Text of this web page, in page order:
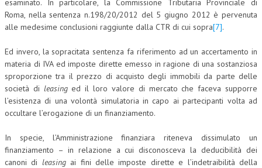
Roma, nella sentenza n.198/20/2012 del 5 giugno 2012 è pervenuta
alle medesime conclusioni raggiunte dalla CTR di cui sopra[7].
Ed invero, la sopracitata sentenza fa riferimento ad un accertamento in
materia di IVA ed imposte dirette emesso in ragione di una sostanziosa
sproporzione tra il prezzo di acquisto degli immobili da parte delle
società di leasinged il loro valore di mercato che faceva supporre
l’esistenza di una volontà simulatoria in capo ai partecipanti volta ad
occultare l’erogazione di un finanziamento.
In specie, l’Amministrazione finanziara riteneva dissimulato un
finanziamento – in relazione a cui disconosceva la deducibilità dei
canoni di leasingai fini delle imposte dirette e l’indetraibilità della